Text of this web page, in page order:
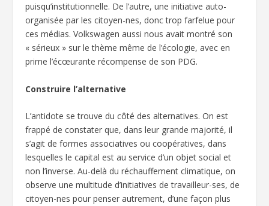
puisqu’institutionnelle. De l’autre, une initiative auto-
organisée par les citoyen-nes, donc trop farfelue pour
ces médias. Volkswagen aussi nous avait montré son
« sérieux » sur le thème même de l’écologie, avec en
prime l’écœurante récompense de son PDG.
Construire l’alternative
L’antidote se trouve du côté des alternatives. On est
frappé de constater que, dans leur grande majorité, il
s’agit de formes associatives ou coopératives, dans
lesquelles le capital est au service d’un objet social et
non l’inverse. Au-delà du réchauffement climatique, on
observe une multitude d’initiatives de travailleur-ses, de
citoyen-nes pour penser autrement, d’une façon plus